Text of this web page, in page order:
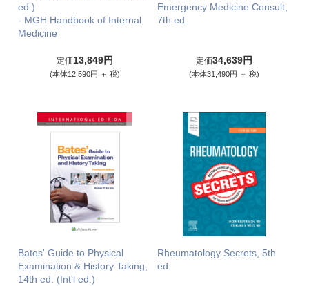
ed.)
- MGH Handbook of Internal
Medicine
定価13,849円
(本体12,590円 ＋ 税)
Emergency Medicine Consult,
7th ed.
定価34,639円
(本体31,490円 ＋ 税)
Bates' Guide to Physical
Examination & History Taking,
14th ed. (Int'l ed.)
Rheumatology Secrets, 5th
ed.